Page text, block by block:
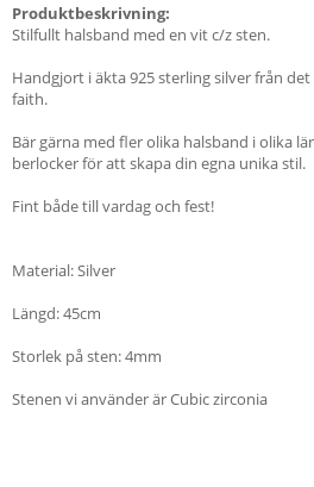
Produktbeskrivning:
Stilfullt halsband med en vit c/z sten.
Handgjort i äkta 925 sterling silver från
faith.
Bär gärna med fler olika halsband i olika
berlocker för att skapa din egna unika stil.
Fint både till vardag och fest!
Material: Silver
Längd: 45cm
Storlek på sten: 4mm
Stenen vi använder är Cubic zirconia